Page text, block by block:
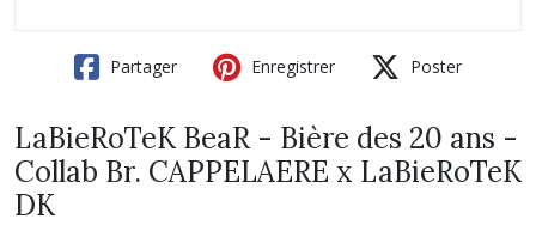
Partager Enregistrer Poster
LaBieRoTeK BeaR - Bière des 20 ans -
Collab Br. CAPPELAERE x LaBieRoTeK
DK